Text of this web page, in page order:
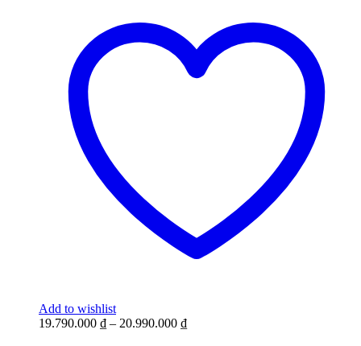
Add to wishlist
19.790.000 ₫ – 20.990.000 ₫